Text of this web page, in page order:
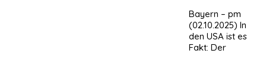
Bayern – pm
(02.10.2025) In
den USA ist es
Fakt: Der